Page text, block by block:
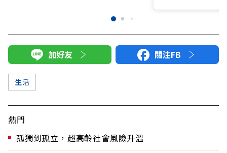
加好友 關注FB
生活
熱門
孤獨到孤立，超高齡社會風險升溫